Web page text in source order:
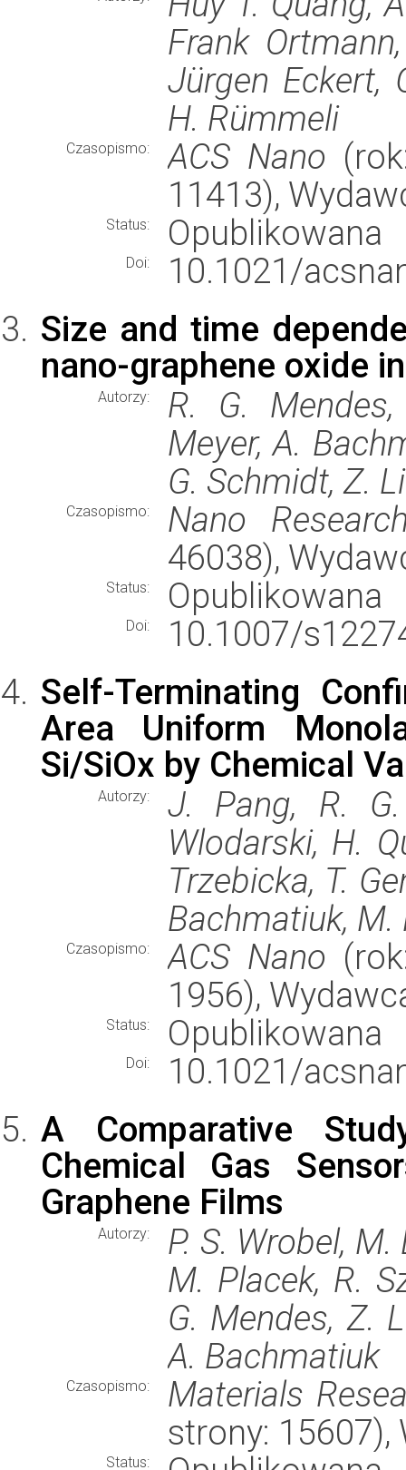
Frank
Jürgen Eckert,
H. Rümmeli
Czasopismo: ACS Nano
11413),
Status: Opublikowana
Doi:
10.1021/
Size and time
nano-graphene oxide
Autorzy:
R. G.
Meyer, A.
G. Schmidt, Z.
Czasopismo:
Nano
46038),
Status: Opublikowana
Doi:
10.1007/
Self-Terminating
Area Uniform
Si/SiOx by Chemical
Autorzy:
J. Pang, R.
Wlodarski, H.
Trzebicka, T.
Bachmatiuk, M.
Czasopismo: ACS Nano
1956),
Status: Opublikowana
Doi:
10.1021/
A Comparative
Chemical Gas
Graphene Films
Autorzy:
P. S. Wrobel,
M. Placek, R.
G. Mendes, Z.
A. Bachmatiuk
Czasopismo:
Materials
strony:
Status: